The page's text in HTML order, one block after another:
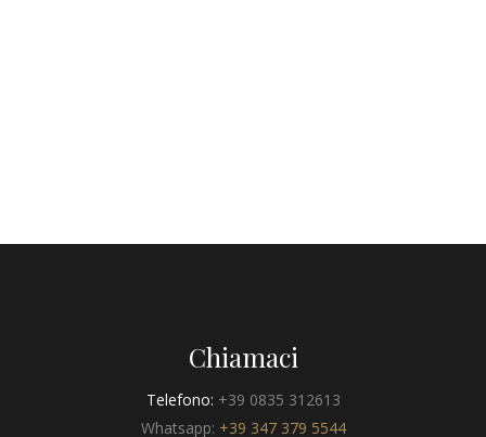
Chiamaci
Telefono: +39 0835 312613
Whatsapp: +39 347 379 5544